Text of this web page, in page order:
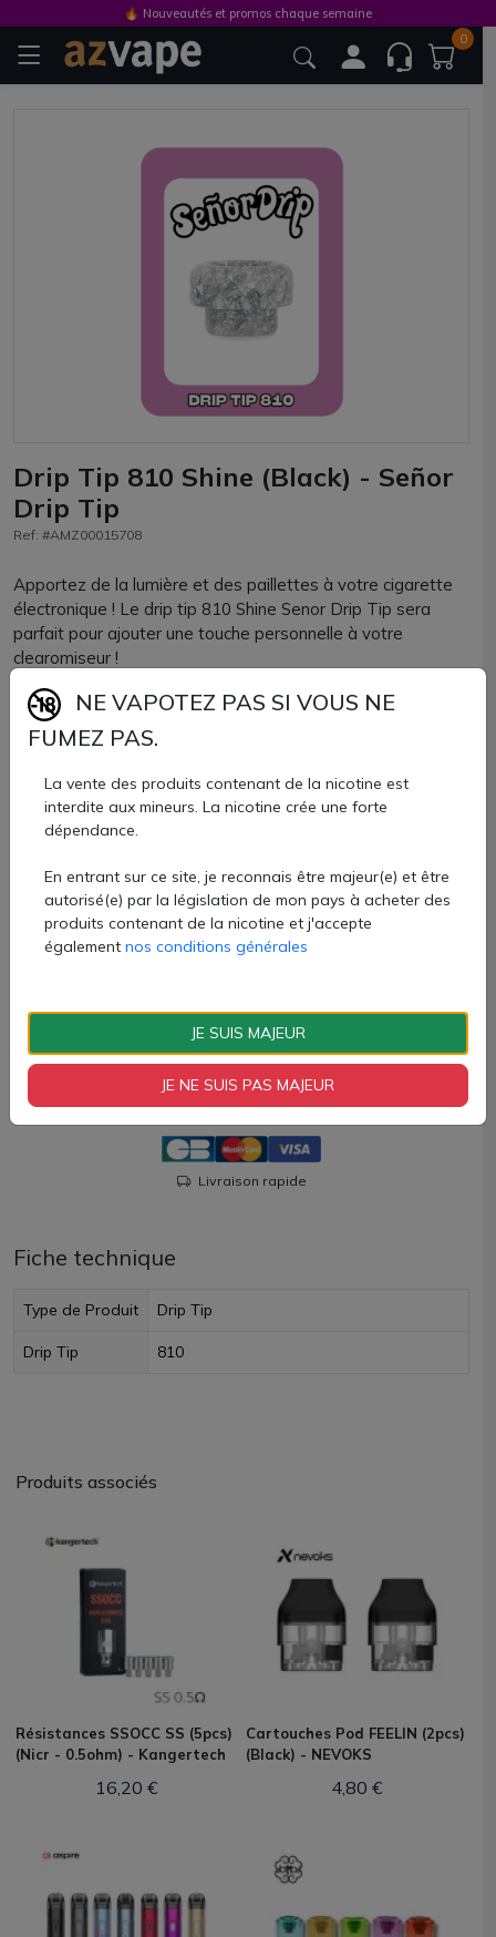
0
Drip Tip 810 Shine (Black) - Señor
Drip Tip
Ref: #AMZ00015708
Apportez de la lumière et des paillettes à votre cigarette
électronique ! Le drip tip 810 Shine Senor Drip Tip sera
parfait pour ajouter une touche personnelle à votre
clearomiseur !
Composé de résine, le volume de vapeur sera idéalement
adapté à une vape DTL. Il est de format court ou plus
Parfaitement compatible avec tous les clearomiseurs ou
atomiseurs reconstructibles accueillant un drip tip de
Drip tip 810 Senor Drip vendu à l'unité chez AZVape avec 2
coloris.
3,80 €
Quantité
AJOUTER À MON PANIER
Livraison rapide
Fiche technique
Type de Produit Drip Tip
Drip Tip 810
Produits associés
Résistances SSOCC SS (5pcs)
(Nicr - 0.5ohm) - Kangertech
16,20 €
Cartouches Pod FEELIN (2pcs)
(Black) - NEVOKS
4,80 €
🔥 Nouveautés et promos chaque semaine
NE VAPOTEZ PAS SI VOUS NE
FUMEZ PAS.
La vente des produits contenant de la nicotine est
interdite aux mineurs. La nicotine crée une forte
dépendance.
En entrant sur ce site, je reconnais être majeur(e) et être
autorisé(e) par la législation de mon pays à acheter des
produits contenant de la nicotine et j'accepte
également nos conditions générales
JE SUIS MAJEUR
JE NE SUIS PAS MAJEUR